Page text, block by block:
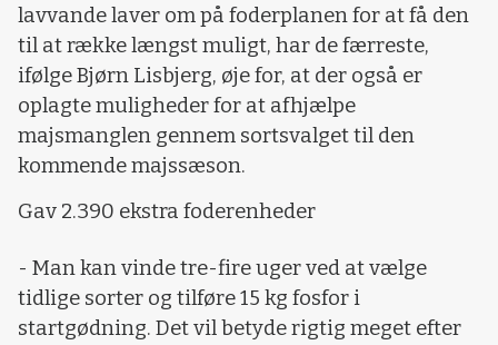
lavvande laver om på foderplanen for at få den
til at række længst muligt, har de færreste,
ifølge Bjørn Lisbjerg, øje for, at der også er
oplagte muligheder for at afhjælpe
majsmanglen gennem sortsvalget til den
kommende majssæson.
Gav 2.390 ekstra foderenheder
- Man kan vinde tre-fire uger ved at vælge
tidlige sorter og tilføre 15 kg fosfor i
startgødning. Det vil betyde rigtig meget efter